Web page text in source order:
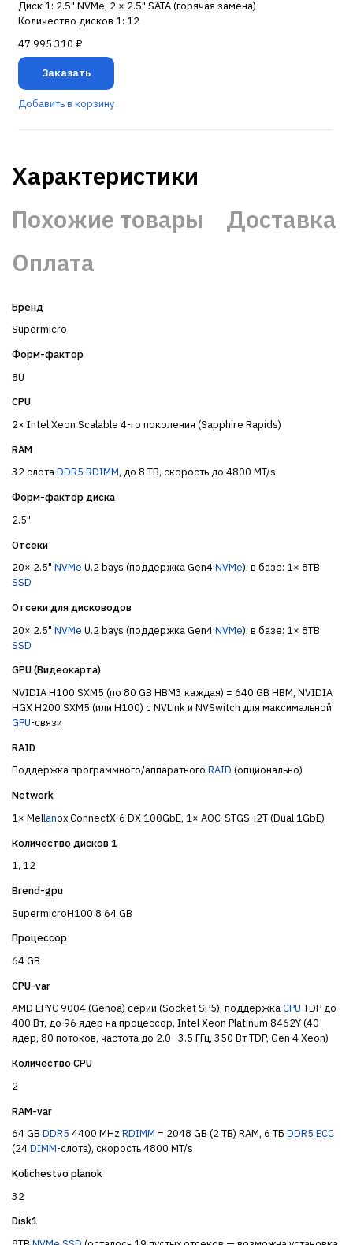
Диск 1: 2.5" NVMe, 2 × 2.5" SATA (горячая замена)
Количество дисков 1: 12
47 995 310 ₽
Заказать
Добавить в корзину
Характеристики
Похожие товары
Доставка
Оплата
Бренд
Supermicro
Форм-фактор
8U
CPU
2× Intel Xeon Scalable 4-го поколения (Sapphire Rapids)
RAM
32 слотаDDR5 RDIMM, до 8 TB, скорость до 4800 MT/s
Форм-фактор диска
2.5"
Отсеки
20× 2.5" NVMe U.2 bays (поддержка Gen4NVMe), в базе: 1× 8TB
SSD
Отсеки для дисководов
20× 2.5" NVMe U.2 bays (поддержка Gen4NVMe), в базе: 1× 8TB
SSD
GPU (Видеокарта)
NVIDIA H100 SXM5 (по 80 GB HBM3 каждая) = 640 GB HBM, NVIDIA
HGX H200 SXM5 (или H100) с NVLink и NVSwitch для максимальной
GPU-связи
RAID
Поддержка программного/аппаратного RAID (опционально)
Network
1× Mellanox ConnectX-6 DX 100GbE, 1× AOC-STGS-i2T (Dual 1GbE)
Количество дисков 1
1, 12
Brend-gpu
SupermicroH100 8 64 GB
Процессор
64 GB
CPU-var
AMD EPYC 9004 (Genoa) серии (Socket SP5), поддержкаCPU TDP до
400 Вт, до 96 ядер на процессор, Intel Xeon Platinum 8462Y (40
ядер, 80 потоков, частота до 2.0–3.5 ГГц, 350 Вт TDP, Gen 4 Xeon)
Количество CPU
2
RAM-var
64 GB DDR5 4400 MHzRDIMM = 2048 GB (2 TB) RAM, 6 ТБ DDR5 ECC
(24DIMM-слота), скорость 4800 MT/s
Kolichestvo planok
32
Disk1